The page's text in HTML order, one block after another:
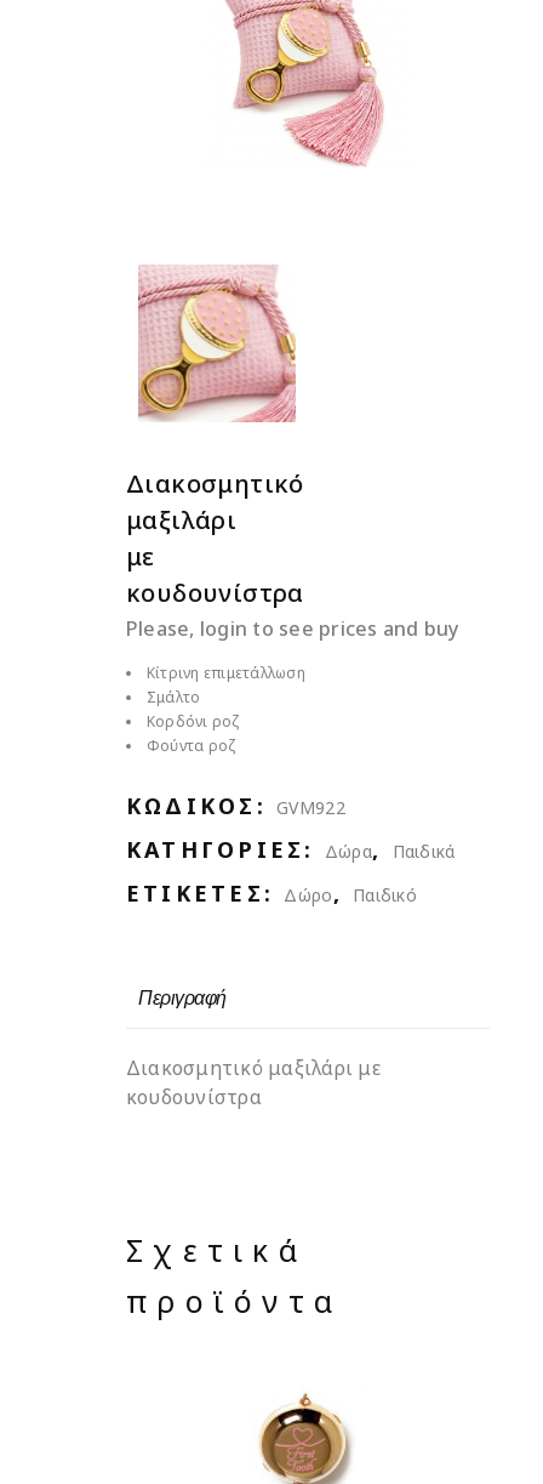
Διακοσμητικό
μαξιλάρι
με
κουδουνίστρα
Please, login to see prices and buy
Κίτρινη επιμετάλλωση
Σμάλτο
Κορδόνι ροζ
Φούντα ροζ
ΚΩΔΙΚΌΣ:GVM922
ΚΑΤΗΓΟΡΊΕΣ: Δώρα, Παιδικά
ΕΤΙΚΈΤΕΣ: Δώρο, Παιδικό
Περιγραφή
Διακοσμητικό μαξιλάρι με
κουδουνίστρα
Σχετικά
προϊόντα